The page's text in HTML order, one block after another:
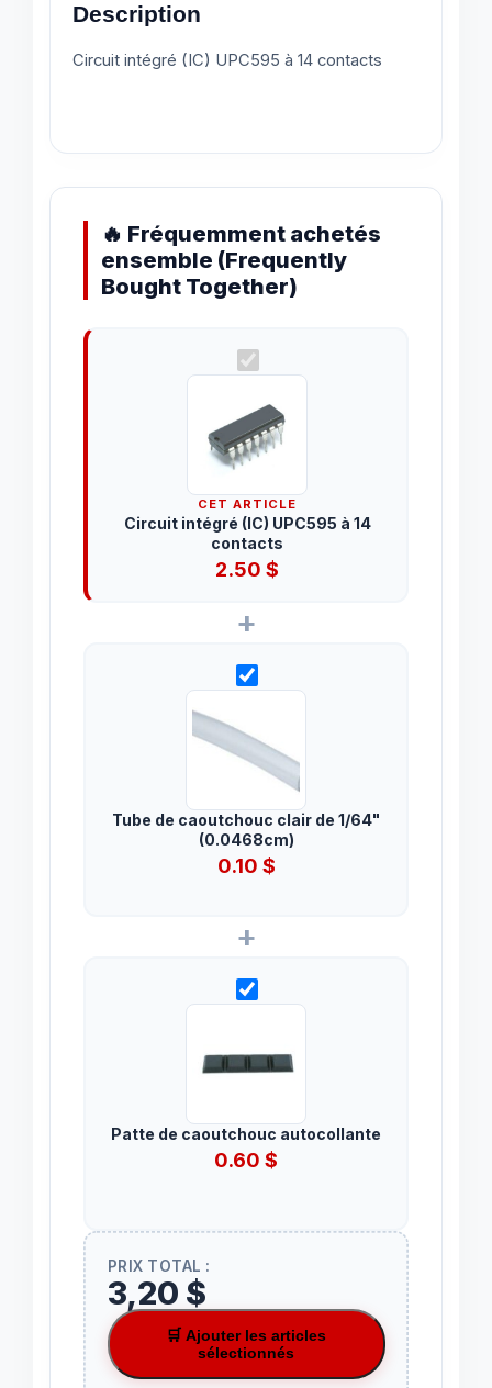
Description
Circuit intégré (IC) UPC595 à 14 contacts
🔥 Fréquemment achetés
ensemble (Frequently
Bought Together)
CET ARTICLE
Circuit intégré (IC) UPC595 à 14
contacts
2.50$
+
Tube de caoutchouc clair de 1/64"
(0.0468cm)
0.10 $
+
Patte de caoutchouc autocollante
0.60 $
PRIX TOTAL :
3,20 $
🛒 Ajouter les articles
sélectionnés